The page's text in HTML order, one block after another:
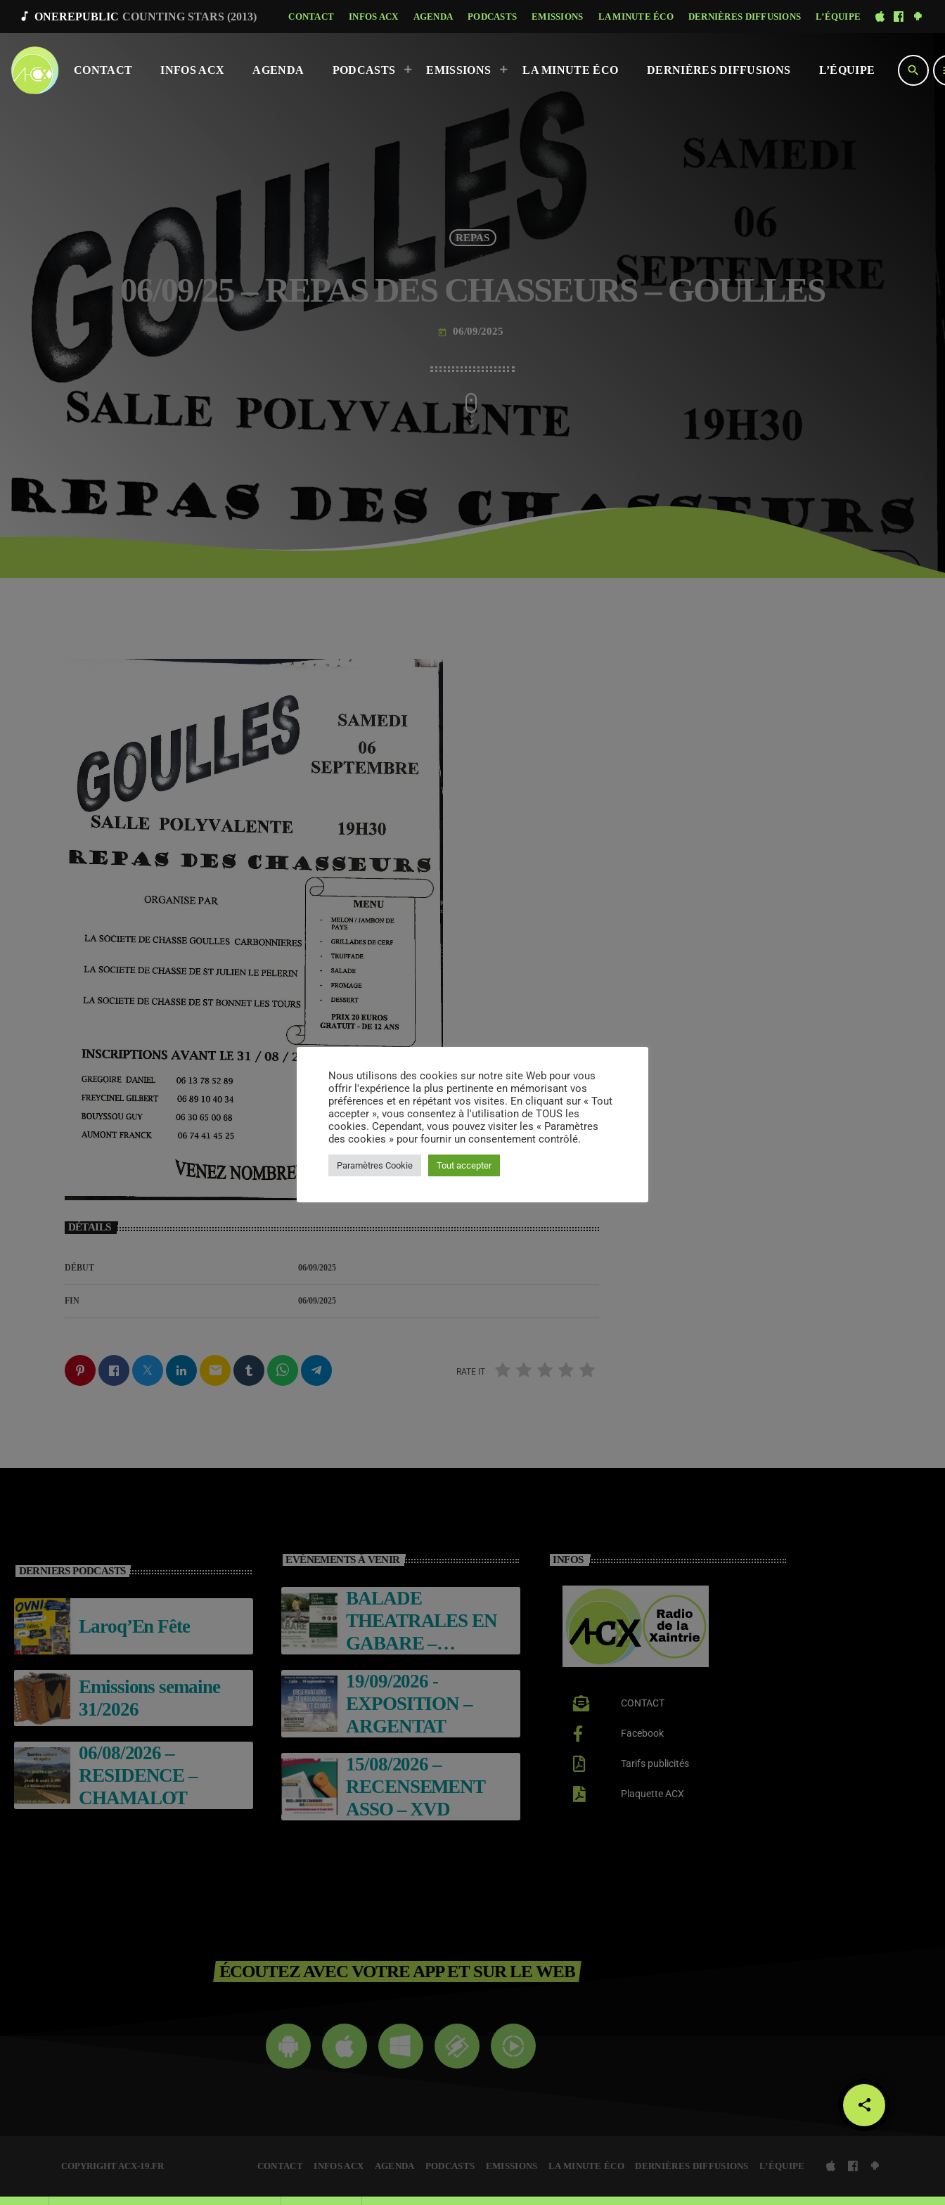
music_note ONEREPUBLIC COUNTING STARS (2013) CONTACT INFOS ACX AGENDA PODCASTS EMISSIONS LA MINUTE ÉCO DERNIÈRES DIFFUSIONS L’ÉQUIPE
CONTACT INFOS ACX AGENDA PODCASTS EMISSIONS LA MINUTE ÉCO DERNIÈRES DIFFUSIONS L’ÉQUIPE search
REPAS
06/09/25 – REPAS DES CHASSEURS – GOULLES
today 06/09/2025
share
email
DÉTAILS
DÉBUT 06/09/2025
FIN 06/09/2025
email RATE IT
DERNIERS PODCASTS
Laroq’En Fête
Emissions semaine
31/2026
06/08/2026 –
RESIDENCE –
CHAMALOT
EVÈNEMENTS À VENIR
BALADE
THEATRALES EN
GABARE –
ARGENTAT
19/09/2026 -
EXPOSITION –
ARGENTAT
15/08/2026 –
RECENSEMENT
ASSO – XVD
INFOS
CONTACT
Facebook
Tarifs publicités
Plaquette ACX
ÉCOUTEZ AVEC VOTRE APP ET SUR LE WEB
COPYRIGHT ACX-19.FR CONTACT INFOS ACX AGENDA PODCASTS EMISSIONS LA MINUTE ÉCO DERNIÈRES DIFFUSIONS L’ÉQUIPE
Nous utilisons des cookies sur notre site Web pour vous
offrir l'expérience la plus pertinente en mémorisant vos
préférences et en répétant vos visites. En cliquant sur « Tout
accepter », vous consentez à l'utilisation de TOUS les
cookies. Cependant, vous pouvez visiter les « Paramètres
des cookies » pour fournir un consentement contrôlé.
Paramètres Cookie Tout accepter